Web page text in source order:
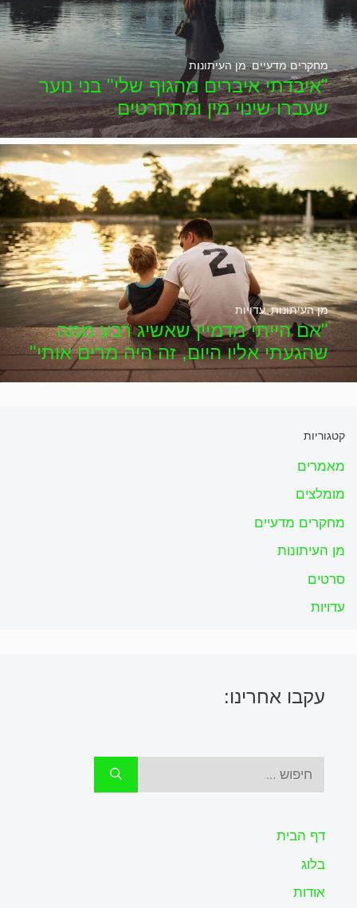
"איבדתי איברים מהגוף שלי" בני נוער
שעברו שינוי מין ומתחרטים
מחקרים מדעיים,מן העיתונות
"אם הייתי מדמיין שאשיג רבע ממה
שהגעתי אליו היום, זה היה מרים אותי"
מן העיתונות,עדויות
קטגוריות
מאמרים
מומלצים
מחקרים מדעיים
מן העיתונות
סרטים
עדויות
עקבו אחרינו:
דף הבית
בלוג
אודות